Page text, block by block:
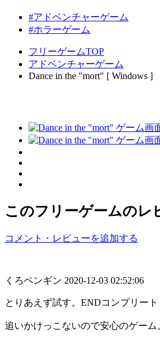
#アドベンチャーゲーム
#ホラーゲーム
フリーゲームTOP
アドベンチャーゲーム
Dance in the "mort" [ Windows ]
このフリーゲームのレ
コメント・レビューを追加する
くろペンギン 2020-12-03 02:52:06
とりあえず試す。ENDコンプリート
追いかけっこないので安心のゲーム